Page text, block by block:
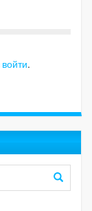
войти.